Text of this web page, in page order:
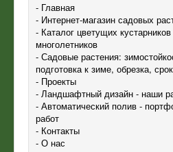
- Главная
- Интернет-магазин садовых
- Каталог цветущих
многолетников
- Садовые растения:
подготовка к зиме, обрезка,
- Проекты
- Ландшафтный дизайн - наши
- Автоматический полив -
работ
- Контакты
- О нас